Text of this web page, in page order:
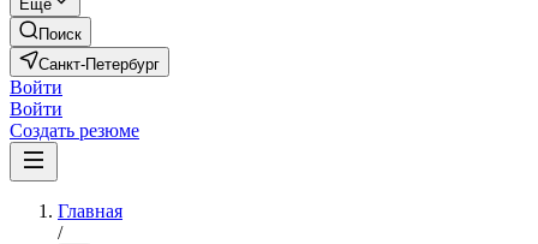
Ещё
Поиск
Санкт-Петербург
Войти
Войти
Создать резюме
Главная
/